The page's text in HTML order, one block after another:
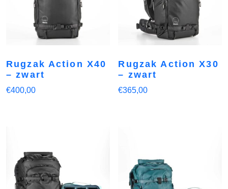
Rugzak Action X40
– zwart
€400,00
Rugzak Action X30
– zwart
€365,00